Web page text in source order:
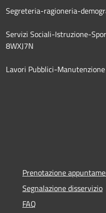
Segreteria-ragioneria-
Servizi Sociali-Istruzione-
8WXJ7N
Lavori Pubblici-
Prenotazione
Segnalazione disservizio
FAQ